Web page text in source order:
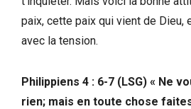
paix, cette paix qui vient de Dieu,
avec la tension.
Philippiens 4 : 6-7 (LSG) « Ne
rien; mais en toute chose